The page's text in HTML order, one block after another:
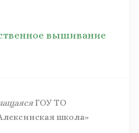
вышивание
ГОУ ТО
школа»